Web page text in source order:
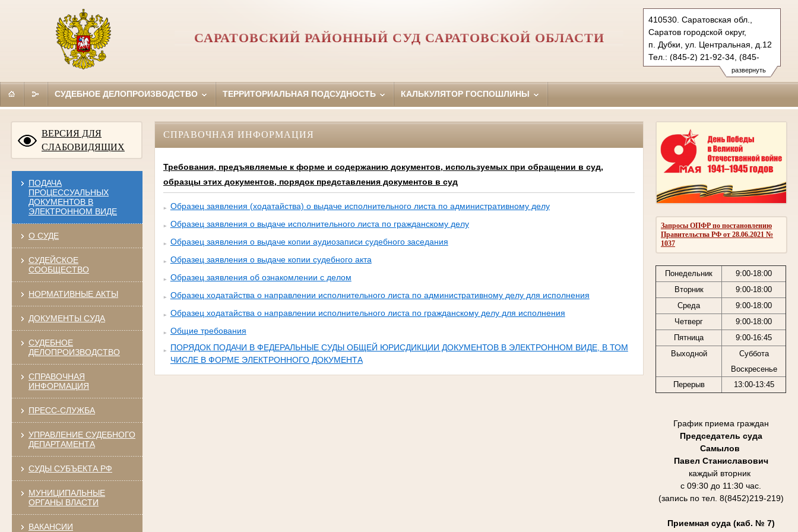
развернуть
410530. Саратовская обл.,
Саратов городской округ,
п. Дубки, ул. Центральная, д.12
Тел.: (845-2) 21-92-34, (845-
68) 2-28-04
saratovsky.sar@sudrf.ru
САРАТОВСКИЙ РАЙОННЫЙ СУД САРАТОВСКОЙ ОБЛАСТИ
СУДЕБНОЕ ДЕЛОПРОИЗВОДСТВО ТЕРРИТОРИАЛЬНАЯ ПОДСУДНОСТЬ КАЛЬКУЛЯТОР ГОСПОШЛИНЫ
ВЕРСИЯ ДЛЯ
СЛАБОВИДЯЩИХ
ПОДАЧА
ПРОЦЕССУАЛЬНЫХ
ДОКУМЕНТОВ В
ЭЛЕКТРОННОМ ВИДЕ
О СУДЕ
СУДЕЙСКОЕ
СООБЩЕСТВО
НОРМАТИВНЫЕ АКТЫ
ДОКУМЕНТЫ СУДА
СУДЕБНОЕ
ДЕЛОПРОИЗВОДСТВО
СПРАВОЧНАЯ
ИНФОРМАЦИЯ
ПРЕСС-СЛУЖБА
УПРАВЛЕНИЕ СУДЕБНОГО
ДЕПАРТАМЕНТА
СУДЫ СУБЪЕКТА РФ
МУНИЦИПАЛЬНЫЕ
ОРГАНЫ ВЛАСТИ
ВАКАНСИИ
Запросы ОПФР по постановлению
Правительства РФ от 28.06.2021 №
1037
Понедельник
9:00-18:00
Вторник
9:00-18:00
Среда
9:00-18:00
Четверг
9:00-18:00
Пятница
9:00-16:45
Выходной
Суббота
Воскресенье
Перерыв
13:00-13:45
График приема граждан
Председатель суда
Самылов
Павел Станиславович
каждый вторник
с 09:30 до 11:30 час.
(запись по тел. 8(8452)219-219)
Приемная суда (каб. № 7)
СПРАВОЧНАЯ ИНФОРМАЦИЯ
Требования, предъявляемые к форме и содержанию документов, используемых при обращении в суд,
образцы этих документов, порядок представления документов в суд
Образец заявления (ходатайства) о выдаче исполнительного листа по административному делу
Образец заявления о выдаче исполнительного листа по гражданскому делу
Образец заявления о выдаче копии аудиозаписи судебного заседания
Образец заявления о выдаче копии судебного акта
Образец заявления об ознакомлении с делом
Образец ходатайства о направлении исполнительного листа по административному делу для исполнения
Образец ходатайства о направлении исполнительного листа по гражданскому делу для исполнения
Общие требования
ПОРЯДОК ПОДАЧИ В ФЕДЕРАЛЬНЫЕ СУДЫ ОБЩЕЙ ЮРИСДИКЦИИ ДОКУМЕНТОВ В ЭЛЕКТРОННОМ ВИДЕ, В ТОМ
ЧИСЛЕ В ФОРМЕ ЭЛЕКТРОННОГО ДОКУМЕНТА